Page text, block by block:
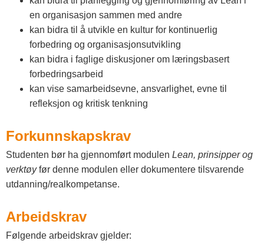
en organisasjon sammen med andre
kan bidra til å utvikle en kultur for kontinuerlig
forbedring og organisasjonsutvikling
kan bidra i faglige diskusjoner om læringsbasert
forbedringsarbeid
kan vise samarbeidsevne, ansvarlighet, evne til
refleksjon og kritisk tenkning
Forkunnskapskrav
Studenten bør ha gjennomført modulen Lean, prinsipper og
verktøyfør denne modulen eller dokumentere tilsvarende
utdanning/realkompetanse.
Arbeidskrav
Følgende arbeidskrav gjelder: